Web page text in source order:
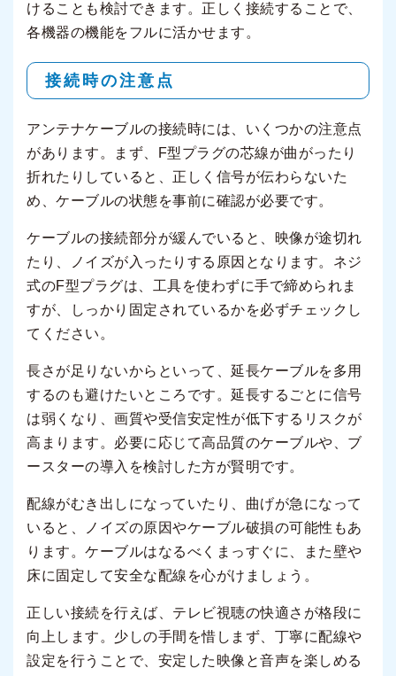
けることも検討できます。正しく接続することで、
各機器の機能をフルに活かせます。
接続時の注意点
アンテナケーブルの接続時には、いくつかの注意点
があります。まず、F型プラグの芯線が曲がったり
折れたりしていると、正しく信号が伝わらないた
め、ケーブルの状態を事前に確認が必要です。
ケーブルの接続部分が緩んでいると、映像が途切れ
たり、ノイズが入ったりする原因となります。ネジ
式のF型プラグは、工具を使わずに手で締められま
すが、しっかり固定されているかを必ずチェックし
てください。
長さが足りないからといって、延長ケーブルを多用
するのも避けたいところです。延長するごとに信号
は弱くなり、画質や受信安定性が低下するリスクが
高まります。必要に応じて高品質のケーブルや、ブ
ースターの導入を検討した方が賢明です。
配線がむき出しになっていたり、曲げが急になって
いると、ノイズの原因やケーブル破損の可能性もあ
ります。ケーブルはなるべくまっすぐに、また壁や
床に固定して安全な配線を心がけましょう。
正しい接続を行えば、テレビ視聴の快適さが格段に
向上します。少しの手間を惜しまず、丁寧に配線や
設定を行うことで、安定した映像と音声を楽しめる